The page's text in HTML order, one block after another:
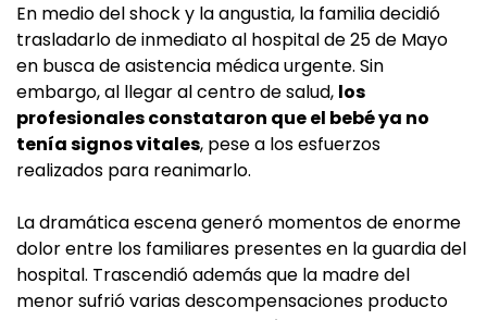
En medio del shock y la angustia, la familia decidió
trasladarlo de inmediato al hospital de 25 de Mayo
en busca de asistencia médica urgente. Sin
embargo, al llegar al centro de salud, los
profesionales constataron que el bebé ya no
tenía signos vitales, pese a los esfuerzos
realizados para reanimarlo.
La dramática escena generó momentos de enorme
dolor entre los familiares presentes en la guardia del
hospital. Trascendió además que la madre del
menor sufrió varias descompensaciones producto